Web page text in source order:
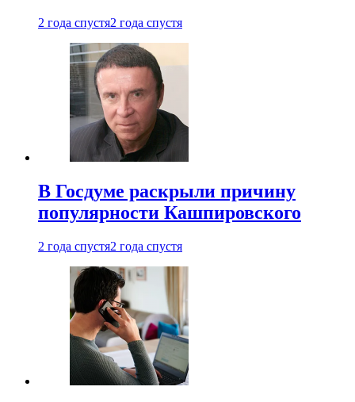
2 года спустя2 года спустя
В Госдуме раскрыли причину
популярности Кашпировского
2 года спустя2 года спустя